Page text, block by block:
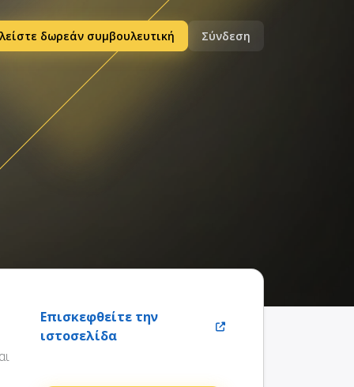
δωρεάν συμβουλευτική Σύνδεση
Επισκεφθείτε την
ιστοσελίδα